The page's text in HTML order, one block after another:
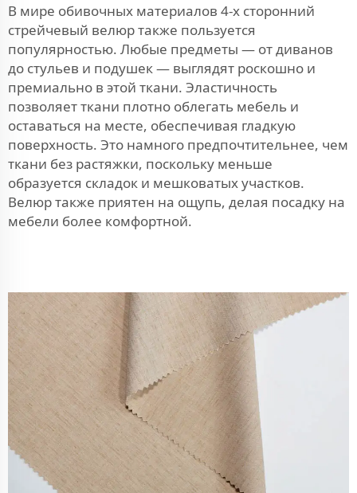
В мире обивочных материалов 4-х сторонний
стрейчевый велюр также пользуется
популярностью. Любые предметы — от диванов
до стульев и подушек — выглядят роскошно и
премиально в этой ткани. Эластичность
позволяет ткани плотно облегать мебель и
оставаться на месте, обеспечивая гладкую
поверхность. Это намного предпочтительнее, чем
ткани без растяжки, поскольку меньше
образуется складок и мешковатых участков.
Велюр также приятен на ощупь, делая посадку на
мебели более комфортной.